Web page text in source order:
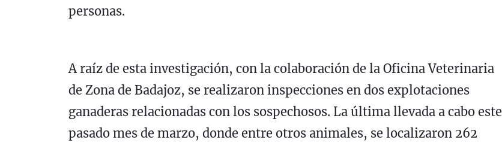
personas.
A raíz de esta investigación, con la colaboración de la Oficina Veterinaria
de Zona de Badajoz, se realizaron inspecciones en dos explotaciones
ganaderas relacionadas con los sospechosos. La última llevada a cabo este
pasado mes de marzo, donde entre otros animales, se localizaron 262